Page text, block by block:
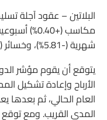
البلاتين – عقود آجلة
شهرية (-5.81%)، وخسائر (-9.84%) نصف سنوية.
يتوقع أن يقوم مؤشر
الأرباح وإعادة تشكيل
العام الحالي، ثم بعدها
المدى القريب. ومع توقع